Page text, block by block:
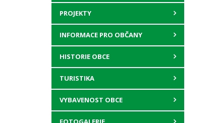
PROJEKTY
INFORMACE PRO OBČANY
HISTORIE OBCE
TURISTIKA
VYBAVENOST OBCE